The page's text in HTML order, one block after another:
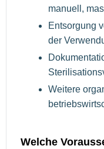
manuell,
Entsorgung
der
Weitere
Welche